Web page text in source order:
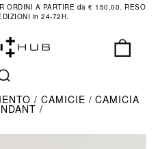
ORDINI A PARTIRE da € 150,00. RESO
in 24-72H.
CAMICIE CAMICIA